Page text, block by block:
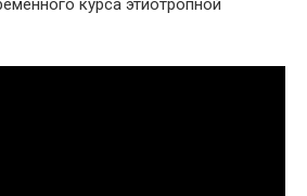
курса этиотропной